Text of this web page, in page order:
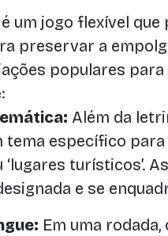
um jogo flexível
preservar a
populares
Além da
tema específico para
‘lugares turísticos’.
e se
Em uma